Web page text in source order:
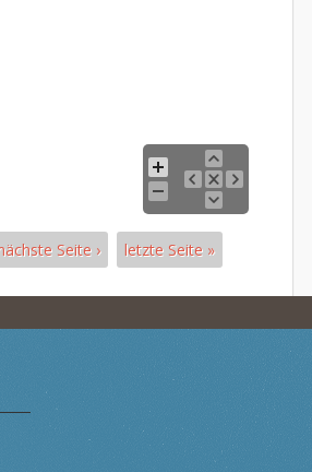
Seite › letzte Seite »